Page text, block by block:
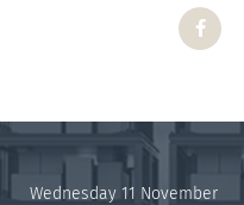
Wednesday 11 November